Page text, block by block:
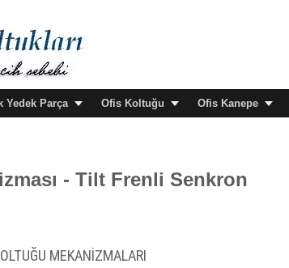
Yedek Parça Ofis Koltuğu Ofis Kanepe
- Tilt Frenli Senkron
MEKANİZMALARI